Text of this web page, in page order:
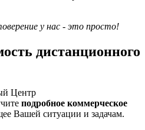
у нас - это просто!
дистанционного
подробное коммерческое
Вашей ситуации и задачам.